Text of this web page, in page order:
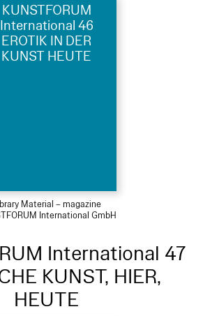
KUNSTFORUM
International 46
EROTIK IN DER
KUNST HEUTE
Material – magazine
International GmbH
International 47
KUNST, HIER,
HEUTE